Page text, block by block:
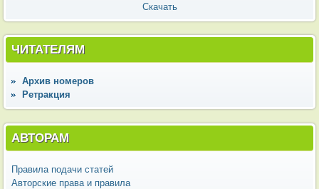
Скачать
ЧИТАТЕЛЯМ
Архив номеров
Ретракция
АВТОРАМ
Правила подачи статей
Авторские права и правила